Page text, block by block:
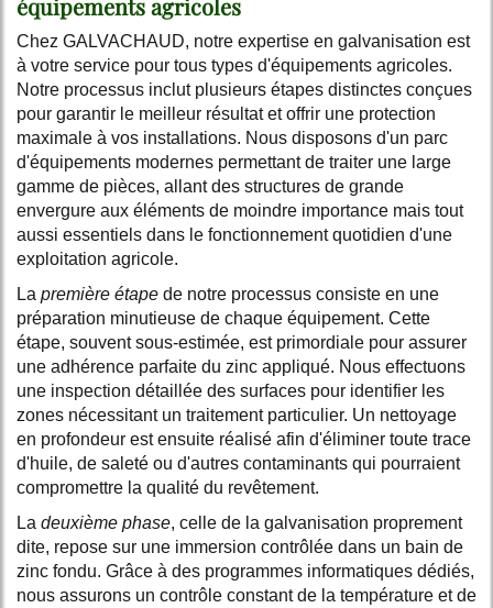
Chez GALVACHAUD, notre expertise en galvanisation est
à votre service pour tous types d'équipements agricoles.
Notre processus inclut plusieurs étapes distinctes conçues
pour garantir le meilleur résultat et offrir une protection
maximale à vos installations. Nous disposons d'un parc
d'équipements modernes permettant de traiter une large
gamme de pièces, allant des structures de grande
envergure aux éléments de moindre importance mais tout
aussi essentiels dans le fonctionnement quotidien d'une
exploitation agricole.
La première étape de notre processus consiste en une
préparation minutieuse de chaque équipement. Cette
étape, souvent sous-estimée, est primordiale pour assurer
une adhérence parfaite du zinc appliqué. Nous effectuons
une inspection détaillée des surfaces pour identifier les
zones nécessitant un traitement particulier. Un nettoyage
en profondeur est ensuite réalisé afin d'éliminer toute trace
d'huile, de saleté ou d'autres contaminants qui pourraient
compromettre la qualité du revêtement.
La deuxième phase, celle de la galvanisation proprement
dite, repose sur une immersion contrôlée dans un bain de
zinc fondu. Grâce à des programmes informatiques dédiés,
nous assurons un contrôle constant de la température et de